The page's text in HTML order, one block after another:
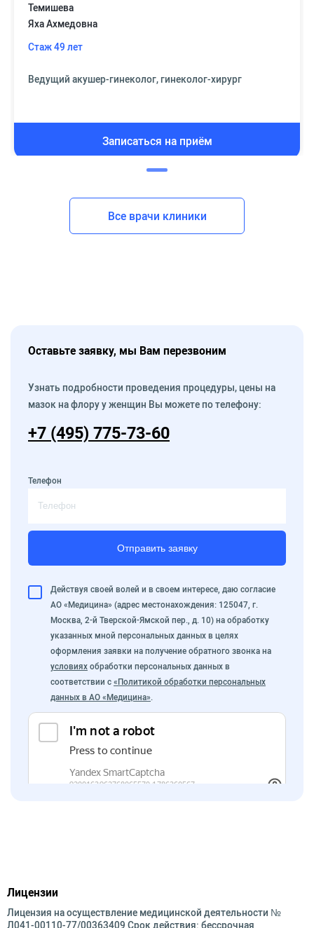
Темишева
Яха Ахмедовна
Стаж 49 лет
Ведущий акушер-гинеколог, гинеколог-хирург
Записаться на приём
Все врачи клиники
Оставьте заявку, мы Вам перезвоним
Узнать подробности проведения процедуры, цены на
мазок на флору у женщин Вы можете по телефону:
+7 (495) 775-73-60
Телефон
Отправить заявку
Действуя своей волей и в своем интересе, даю согласие
АО «Медицина» (адрес местонахождения: 125047, г.
Москва, 2-й Тверской-Ямской пер., д. 10) на обработку
указанных мной персональных данных в целях
оформления заявки на получение обратного звонка на
условиях обработки персональных данных в
соответствии с «Политикой обработки персональных
данных в АО «Медицина».
Лицензии
Лицензия на осуществление медицинской деятельности №
Л041-00110-77/00363409 Срок действия: бессрочная